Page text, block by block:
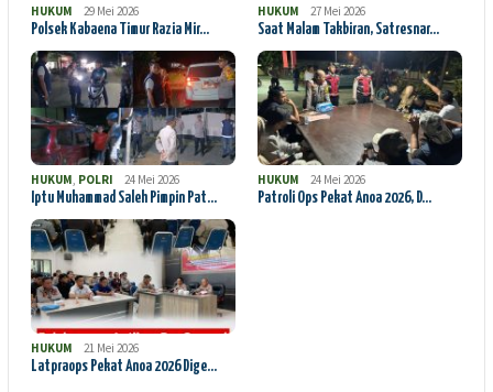
HUKUM
29 Mei 2026
Polsek Kabaena Timur Razia Mir…
HUKUM
27 Mei 2026
Saat Malam Takbiran, Satresnar…
HUKUM, POLRI
24 Mei 2026
Iptu Muhammad Saleh Pimpin Pat…
HUKUM
24 Mei 2026
Patroli Ops Pekat Anoa 2026, D…
HUKUM
21 Mei 2026
Latpraops Pekat Anoa 2026 Dige…